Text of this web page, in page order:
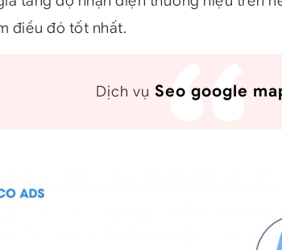
điều đó tốt nhất.
Dịch vụSeo google